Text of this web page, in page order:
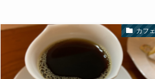
カフェ